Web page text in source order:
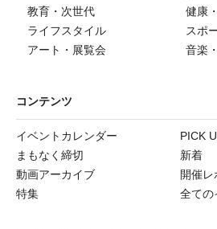
教育・次世代
健康
ライフスタイル
スポ
アート・展覧会
音楽
コンテンツ
イベントカレンダー
PICK
まもなく締切
新着
動画アーカイブ
開催レ
特集
全ての